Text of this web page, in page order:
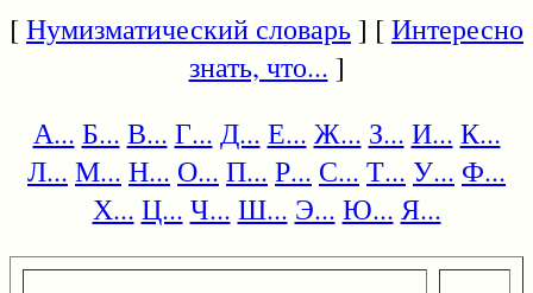
[Нумизматический словарь] [Интересно
знать, что... ]
А... Б... В... Г... Д... Е... Ж... З... И... К...
Л... М... Н... О... П... Р... С... Т... У... Ф...
Х... Ц... Ч... Ш... Э... Ю... Я...